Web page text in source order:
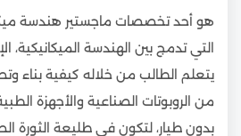
هو أحد تخصصات ماجستير هندسة
التي تدمج بين الهندسة الميكانيكية،
يتعلم الطالب من خلاله كيفية بناء
من الروبوتات الصناعية والأجهزة
بدون طيار، لتكون في طليعة الثورة